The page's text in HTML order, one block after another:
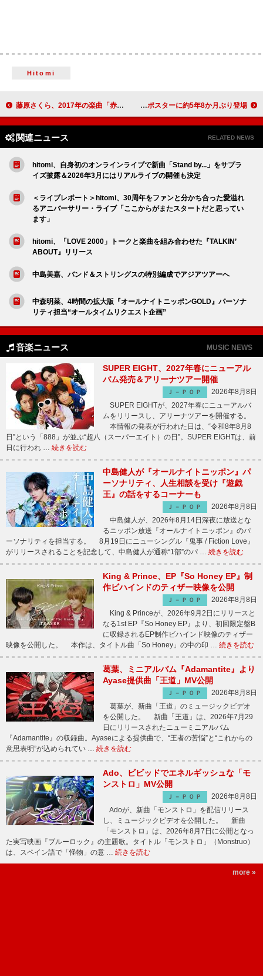
Hitomi
藤原さくら、2017年の楽曲「赤」新MV公開 朝ドラ『虎に翼』の川床明日香＆ジュノンボーイ渡邉多緒が出演 マカロニえんぴつ、タワレコ「NO MUSIC, NO LIFE.」ポスターに約5年8か月ぶり登場
関連ニュース RELATED NEWS
hitomi、自身初のオンラインライブで新曲「Stand by...」をサプラ
イズ披露＆2026年3月にはリアルライブの開催も決定
＜ライブレポート＞hitomi、30周年をファンと分かち合った愛溢れ
るアニバーサリー・ライブ「ここからがまたスタートだと思ってい
ます」
hitomi、「LOVE 2000」トークと楽曲を組み合わせた『TALKIN’
ABOUT』リリース
中島美嘉、バンド＆ストリングスの特別編成でアジアツアーへ
中森明菜、4時間の拡大版『オールナイトニッポンGOLD』パーソナ
リティ担当“オールタイムリクエスト企画”
音楽ニュース MUSIC NEWS
SUPER EIGHT、2027年春にニューアル
バム発売＆アリーナツアー開催
Ｊ－ＰＯＰ
2026年8月8日
SUPER EIGHTが、2027年春にニューアルバ
ムをリリースし、アリーナツアーを開催する。
本情報の発表が行われた日は、“令和8年8月8
日”という「888」が並ぶ“超八（スーパーエイト）の日”。SUPER EIGHTは、前
日に行われ … 続きを読む
中島健人が『オールナイトニッポン』パ
ーソナリティ、人生相談を受け『遊戯
王』の話をするコーナーも
Ｊ－ＰＯＰ
2026年8月8日
中島健人が、2026年8月14日深夜に放送とな
るニッポン放送『オールナイトニッポン』のパ
ーソナリティを担当する。 8月19日にニューシングル『鬼事 / Fiction Love』
がリリースされることを記念して、中島健人が通称“1部”のパ … 続きを読む
King & Prince、EP『So Honey EP』制
作ビハインドのティザー映像を公開
Ｊ－ＰＯＰ
2026年8月8日
King & Princeが、2026年9月2日にリリースと
なる1st EP『So Honey EP』より、初回限定盤B
に収録されるEP制作ビハインド映像のティザー
映像を公開した。 本作は、タイトル曲「So Honey」の中の印 … 続きを読む
葛葉、ミニアルバム『Adamantite』より
Ayase提供曲「王道」MV公開
Ｊ－ＰＯＰ
2026年8月8日
葛葉が、新曲「王道」のミュージックビデオ
を公開した。 新曲「王道」は、2026年7月29
日にリリースされたニューミニアルバム
『Adamantite』の収録曲。Ayaseによる提供曲で、“王者の苦悩”と“これからの
意思表明”が込められてい … 続きを読む
Ado、ビビッドでエネルギッシュな「モ
ンストロ」MV公開
Ｊ－ＰＯＰ
2026年8月8日
Adoが、新曲「モンストロ」を配信リリース
し、ミュージックビデオを公開した。 新曲
「モンストロ」は、2026年8月7日に公開となっ
た実写映画『ブルーロック』の主題歌。タイトル「モンストロ」（Monstruo）
は、スペイン語で「怪物」の意 … 続きを読む
more »